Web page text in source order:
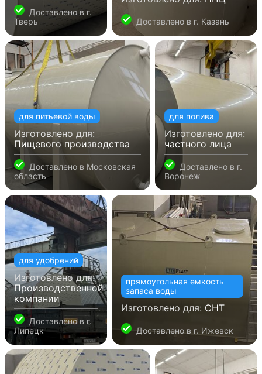
Доставлено в г.
Тверь
Доставлено в г. Казань
для питьевой воды
Изготовлено для:
Пищевого производства
Доставлено в Московская
область
для полива
Изготовлено для:
частного лица
Доставлено в г.
Воронеж
для удобрений
Изготовлено для:
Производственной
компании
Доставлено в г.
Липецк
прямоугольная емкость
запаса воды
Изготовлено для: СНТ
Доставлено в г. Ижевск